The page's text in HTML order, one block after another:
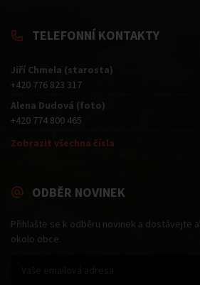
TELEFONNÍ KONTAKTY
Jiří Chmela (starosta)
+420 776 823 317
Alena Dudová (foto)
+420 774 800 465
Zobrazit všechna čísla
ODBĚR NOVINEK
Přihlašte se k odběru novinek a dostávejte
okolo obce.